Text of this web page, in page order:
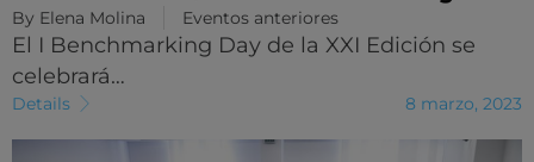
By Elena Molina Eventos anteriores
El I Benchmarking Day de la XXI Edición se
celebrará…
Details 8 marzo, 2023